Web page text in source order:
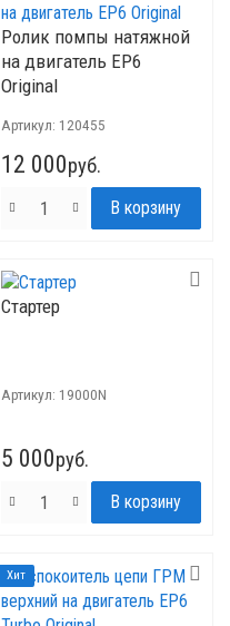
Ролик помпы натяжной
на двигатель EP6
Original
Артикул: 120455
12 000руб.
Стартер
Артикул: 19000N
5 000руб.
Хит